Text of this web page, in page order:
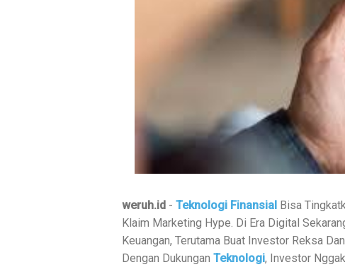
weruh.id - Teknologi Finansial Bisa
Klaim Marketing Hype. Di Era Digital
Keuangan, Terutama Buat Investor Reksa
Dengan Dukungan Teknologi, Investor